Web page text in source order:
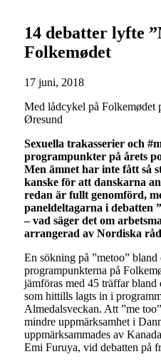
14 debatter lyfte
Folkemødet
17 juni, 2018
Med lådcykel på Folkemødet
Øresund
Sexuella trakasserier och
programpunkter på årets
Men ämnet har inte fått så
kanske för att danskarna
redan är fullt genomförd,
paneldeltagarna i debatten
– vad säger det om
arrangerad av Nordiska
En sökning på ”metoo”
programpunkterna på
jämföras med 45 träffar bland
som hittills lagts in i
Almedalsveckan. Att ”me
mindre uppmärksamhet i
uppmärksammades av
Emi Furuya, vid debatten på